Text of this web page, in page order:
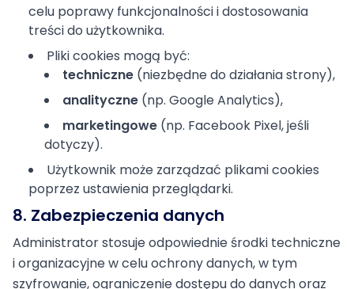
celu poprawy funkcjonalności i dostosowania
treści do użytkownika.
Pliki cookies mogą być:
techniczne (niezbędne do działania strony),
analityczne (np. Google Analytics),
marketingowe (np. Facebook Pixel, jeśli
dotyczy).
Użytkownik może zarządzać plikami cookies
poprzez ustawienia przeglądarki.
8. Zabezpieczenia danych
Administrator stosuje odpowiednie środki techniczne
i organizacyjne w celu ochrony danych, w tym
szyfrowanie, ograniczenie dostępu do danych oraz